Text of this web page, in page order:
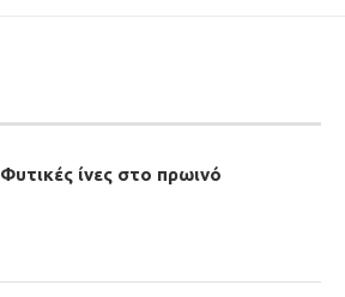
Φυτικές ίνες στο πρωινό